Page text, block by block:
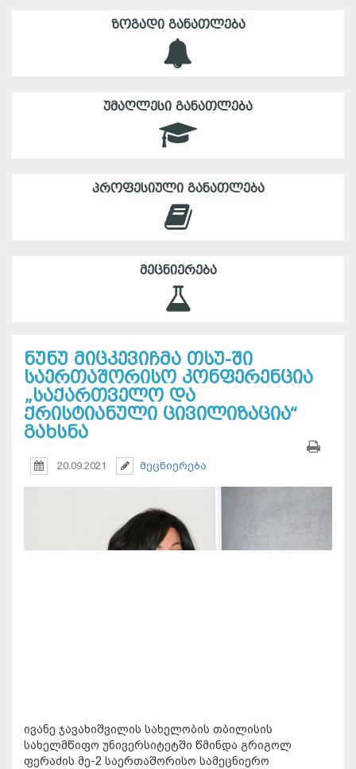
ᲖᲝᲒᲐᲓᲘ ᲒᲐᲜᲐᲗᲚᲔᲑᲐ
ᲣᲛᲐᲦᲚᲔᲡᲘ ᲒᲐᲜᲐᲗᲚᲔᲑᲐ
ᲞᲠᲝᲤᲔᲡᲘᲣᲚᲘ ᲒᲐᲜᲐᲗᲚᲔᲑᲐ
ᲛᲔᲪᲜᲘᲔᲠᲔᲑᲐ
ნუნუ მიცკევიჩმა თსუ-ში
საერთაშორისო კონფერენცია
„საქართველო და
ქრისტიანული ცივილიზაცია“
გახსნა
20.09.2021 მეცნიერება
ივანე ჯავახიშვილის სახელობის თბილისის
სახელმწიფო უნივერსიტეტში წმინდა გრიგოლ
ფერაძის მე-2 საერთაშორისო სამეცნიერო